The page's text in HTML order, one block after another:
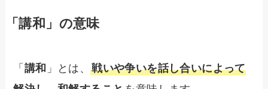
「講和」の意味
「 講和 」とは、戦いや争いを話し合いによって